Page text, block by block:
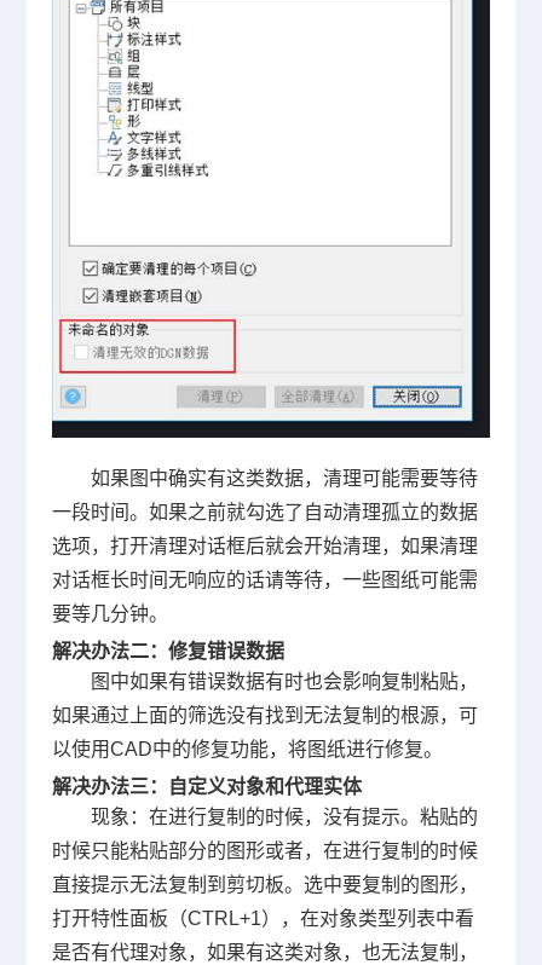
如果图中确实有这类数据，清理可能需要等待
一段时间。如果之前就勾选了自动清理孤立的数据
选项，打开清理对话框后就会开始清理，如果清理
对话框长时间无响应的话请等待，一些图纸可能需
要等几分钟。
解决办法二：修复错误数据
图中如果有错误数据有时也会影响复制粘贴，
如果通过上面的筛选没有找到无法复制的根源，可
以使用CAD中的修复功能，将图纸进行修复。
解决办法三：自定义对象和代理实体
现象：在进行复制的时候，没有提示。粘贴的
时候只能粘贴部分的图形或者，在进行复制的时候
直接提示无法复制到剪切板。选中要复制的图形，
打开特性面板（CTRL+1），在对象类型列表中看
是否有代理对象，如果有这类对象，也无法复制，